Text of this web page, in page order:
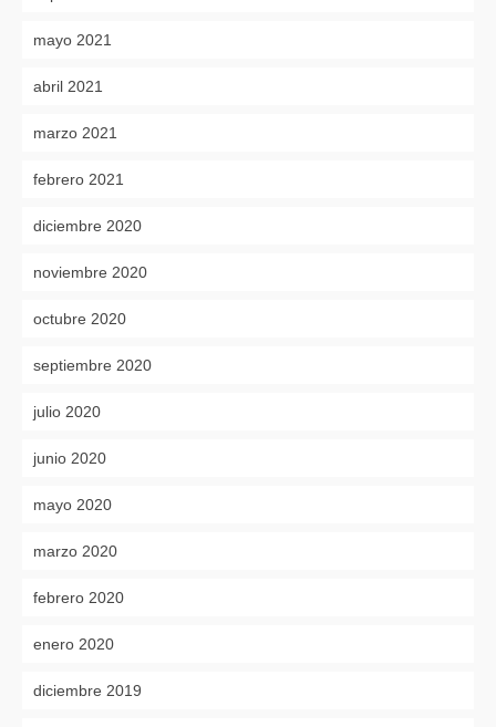
mayo 2021
abril 2021
marzo 2021
febrero 2021
diciembre 2020
noviembre 2020
octubre 2020
septiembre 2020
julio 2020
junio 2020
mayo 2020
marzo 2020
febrero 2020
enero 2020
diciembre 2019